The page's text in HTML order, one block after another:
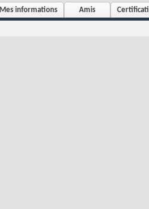
Mes informations Amis